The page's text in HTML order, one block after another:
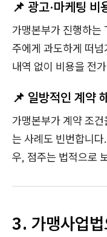
📌 광고·마케팅 비
가맹본부가 진행하는
주에게 과도하게 떠
내역 없이 비용을 전
📌 일방적인 계약
가맹본부가 계약 조
는 사례도 빈번합니다
우, 점주는 법적으로
3. 가맹사업